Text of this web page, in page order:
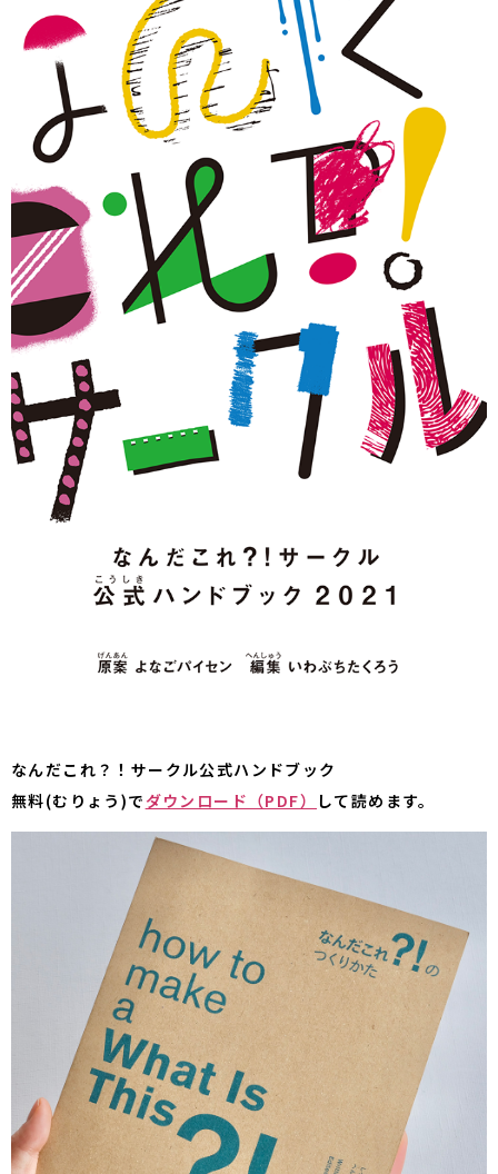
なんだこれ？！サークル公式ハンドブック
無料(むりょう)で ダウンロード（PDF） して読めます。